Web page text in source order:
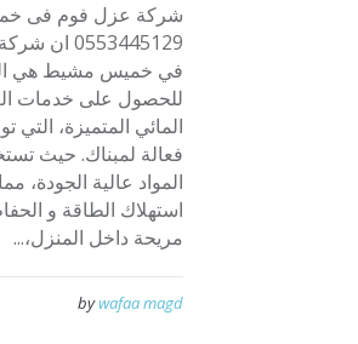
شركة عزل فوم فى
0553445129
في خميس مشيط هي
للحصول على خدمات
المائي المتميزة، التي
فعالة لمبناك. حيث
المواد عالية الجودة،
استهلاك الطاقة و
مريحة داخل المنزل،...
bywafaa magd